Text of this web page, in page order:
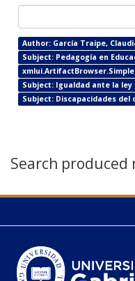
Author: García Traipe,
Subject: Pedagogía en
Subject: Igualdad ante la ley
Subject: Discapacidades del
Search produced